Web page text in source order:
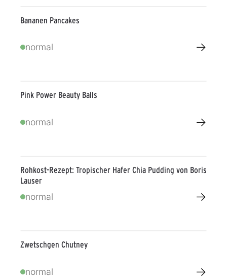
Bananen Pancakes
normal →
Pink Power Beauty Balls
normal →
Rohkost-Rezept: Tropischer Hafer Chia Pudding von Boris
Lauser
normal →
Zwetschgen Chutney
normal →